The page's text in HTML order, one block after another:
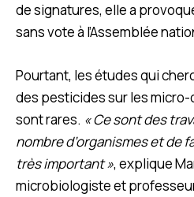
de signatures, elle a
sans vote à l’Assemblée
Pourtant, les études qui
des pesticides sur les
sont rares. « Ce sont des
nombre d’organismes et de
très important », explique
microbiologiste et